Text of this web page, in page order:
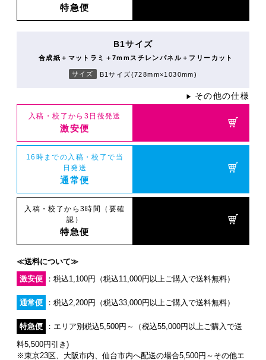
特急便
B1サイズ
合成紙＋マットラミ＋7mmスチレンパネル＋フリーカット
サイズ B1サイズ(728mm×1030mm)
▶ その他の仕様
入稿・校了から3日後発送
激安便
16時までの入稿・校了で当
日発送
通常便
入稿・校了から3時間（要確
認）
特急便
≪送料について≫
激安便
：税込1,100円（税込11,000円以上ご購入で送料無料）
通常便 ：税込2,200円（税込33,000円以上ご購入で送料無料）
特急便
：エリア別税込5,500円～（税込55,000円以上ご購入で送
料5,500円引き)
※東京23区、大阪市内、仙台市内へ配送の場合5,500円～その他エ